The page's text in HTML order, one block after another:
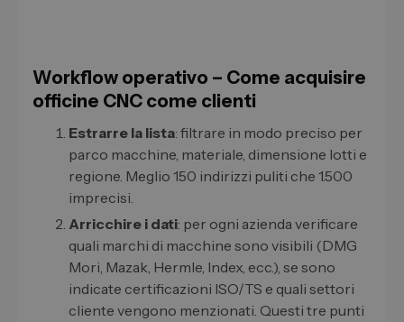
Workflow operativo – Come acquisire
officine CNC come clienti
Estrarre la lista: filtrare in modo preciso per
parco macchine, materiale, dimensione lotti e
regione. Meglio 150 indirizzi puliti che 1.500
imprecisi.
Arricchire i dati: per ogni azienda verificare
quali marchi di macchine sono visibili (DMG
Mori, Mazak, Hermle, Index, ecc.), se sono
indicate certificazioni ISO/TS e quali settori
cliente vengono menzionati. Questi tre punti